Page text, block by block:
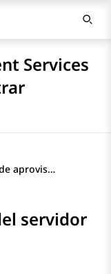
Services
Pautas del certificado del servidor de aprovisionamiento
servidor